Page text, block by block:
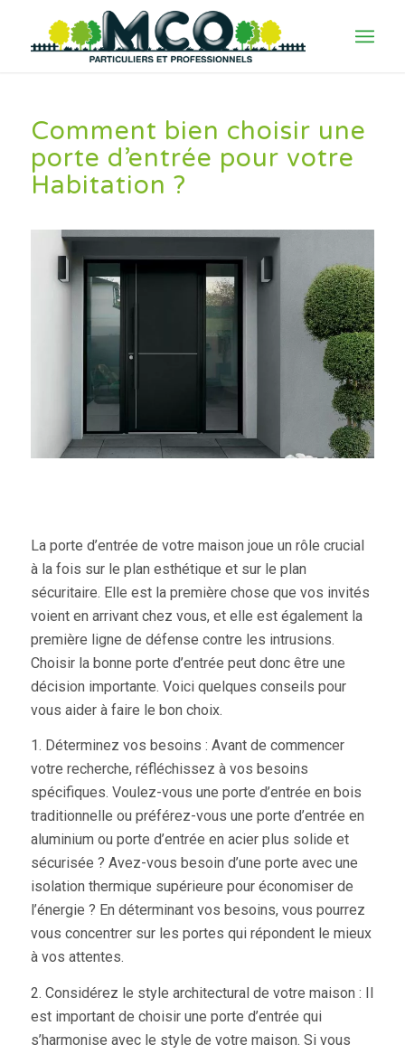
Comment bien choisir une
porte d’entrée pour votre
Habitation ?
La porte d’entrée de votre maison joue un rôle crucial
à la fois sur le plan esthétique et sur le plan
sécuritaire. Elle est la première chose que vos invités
voient en arrivant chez vous, et elle est également la
première ligne de défense contre les intrusions.
Choisir la bonne porte d’entrée peut donc être une
décision importante. Voici quelques conseils pour
vous aider à faire le bon choix.
1. Déterminez vos besoins : Avant de commencer
votre recherche, réfléchissez à vos besoins
spécifiques. Voulez-vous une porte d’entrée en bois
traditionnelle ou préférez-vous une porte d’entrée en
aluminium ou porte d’entrée en acierplus solide et
sécurisée ? Avez-vous besoin d’une porte avec une
isolation thermique supérieure pour économiser de
l’énergie ? En déterminant vos besoins, vous pourrez
vous concentrer sur les portes qui répondent le mieux
à vos attentes.
2. Considérez le style architectural de votre maison : Il
est important de choisir une porte d’entrée qui
s’harmonise avec le style de votre maison. Si vous